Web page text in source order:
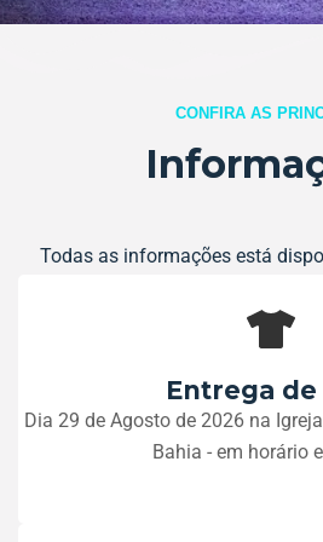
CONFIRA AS
Todas as informações está
Entrega de
Dia 29 de Agosto de 2026 na
Bahia - em horário